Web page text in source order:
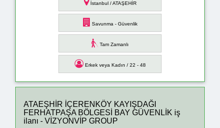
İstanbul / ATAŞEHİR
Savunma - Güvenlik
Tam Zamanlı
Erkek veya Kadın / 22 - 48
ATAEŞHİR İÇERENKÖY KAYIŞDAĞI
FERHATPAŞA BÖLGESİ BAY GÜVENLİK iş
ilanı - VİZYONVİP GROUP